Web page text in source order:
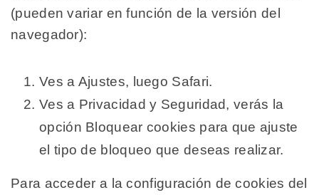
(pueden variar en función de la versión del
navegador):
Ves a Ajustes, luego Safari.
Ves a Privacidad y Seguridad, verás la
opción Bloquear cookies para que ajuste
el tipo de bloqueo que deseas realizar.
Para acceder a la configuración de cookies del